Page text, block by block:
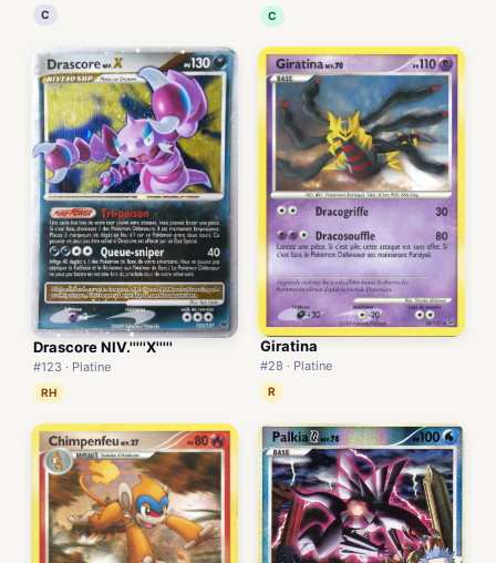
C C
Drascore NIV.'''''X'''''
#123 · Platine
RH
Giratina
#28 · Platine
R